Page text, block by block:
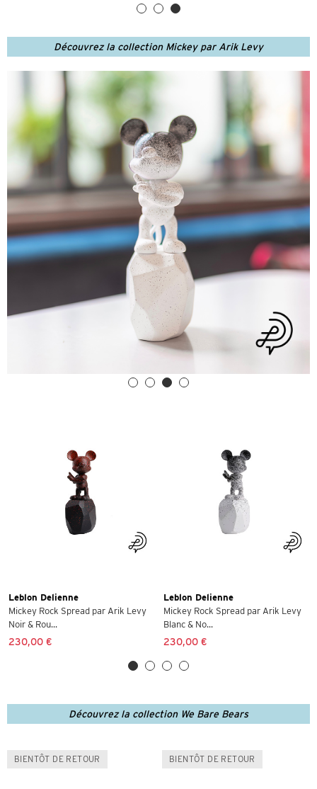
Découvrez la collection Mickey par Arik Levy
Leblon Delienne
Mickey Rock Spread par Arik Levy
Noir & Rou...
230,00 €
Leblon Delienne
Mickey Rock Spread par Arik Levy
Blanc & No...
230,00 €
Découvrez la collection We Bare Bears
BIENTÔT DE RETOUR BIENTÔT DE RETOUR